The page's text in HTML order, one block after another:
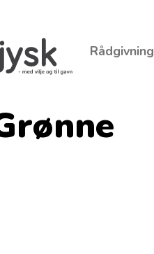
Rådgivning